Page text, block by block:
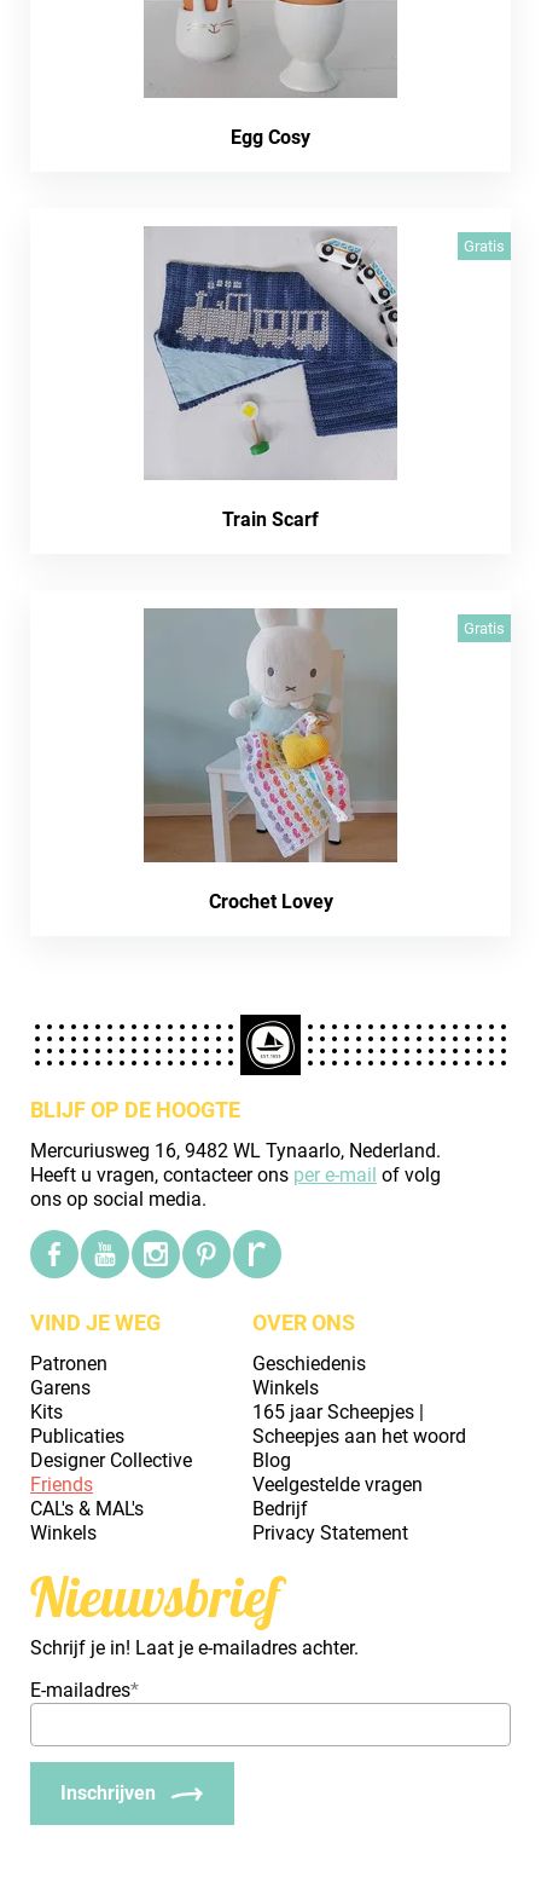
Egg Cosy
Gratis
Train Scarf
Gratis
Crochet Lovey
BLIJF OP DE HOOGTE
Mercuriusweg 16, 9482 WL Tynaarlo, Nederland.
Heeft u vragen, contacteer ons per e-mail of volg
ons op social media.
VIND JE WEG
Patronen
Garens
Kits
Publicaties
Designer Collective
Friends
CAL's & MAL's
Winkels
OVER ONS
Geschiedenis
Winkels
165 jaar Scheepjes |
Scheepjes aan het woord
Blog
Veelgestelde vragen
Bedrijf
Privacy Statement
Nieuwsbrief
Schrijf je in! Laat je e-mailadres achter.
E-mailadres*
Inschrijven